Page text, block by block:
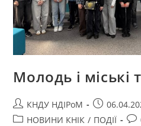
Молодь і міські
КНДУ НДІРоМ
НОВИНИ КНІК / ПОДІЇ